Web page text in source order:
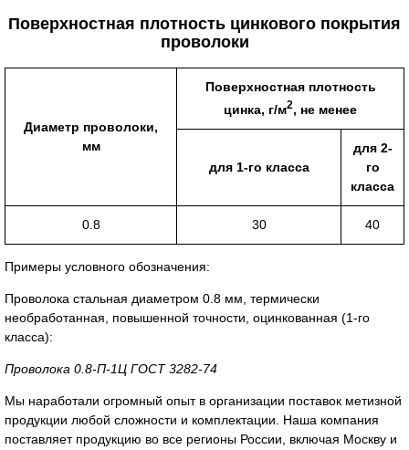
Поверхностная плотность цинкового покрытия
проволоки
Диаметр проволоки,
мм
Поверхностная плотность
цинка, г/м2, не менее
для 1-го класса
для 2-
го
класса
0.8 30 40
Примеры условного обозначения:
Проволока стальная диаметром 0.8 мм, термически
необработанная, повышенной точности, оцинкованная (1-го
класса):
Проволока 0.8-П-1Ц ГОСТ 3282-74
Мы наработали огромный опыт в организации поставок метизной
продукции любой сложности и комплектации. Наша компания
поставляет продукцию во все регионы России, включая Москву и